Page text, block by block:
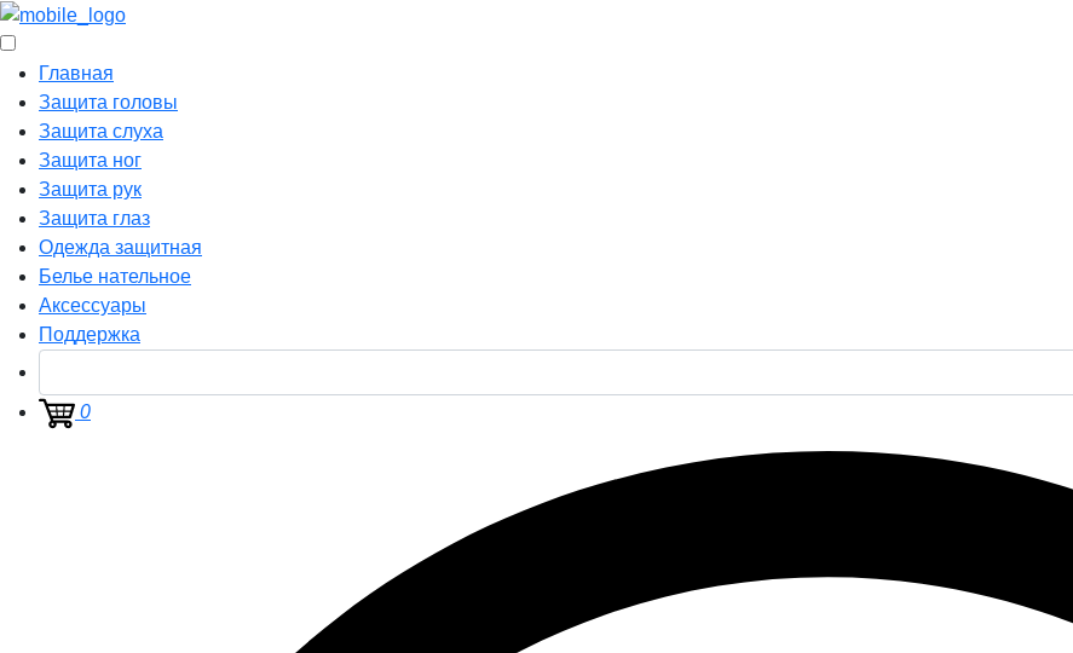
Главная
Защита головы
Защита слуха
Защита ног
Защита рук
Защита глаз
Одежда защитная
Белье нательное
Аксессуары
Поддержка
0